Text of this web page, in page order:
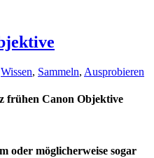
Wissen, Sammeln, Ausprobieren
frühen Canon Objektive
oder möglicherweise sogar